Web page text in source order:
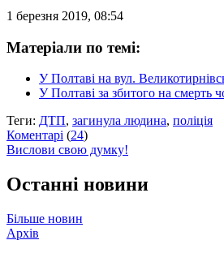
1 березня 2019, 08:54
Матеріали по темі:
У Полтаві на вул.
У Полтаві за збитого на смерть
Теги: ДТП, загинула людина, поліція
Коментарі (24)
Вислови свою думку!
Останні новини
Більше новин
Архів